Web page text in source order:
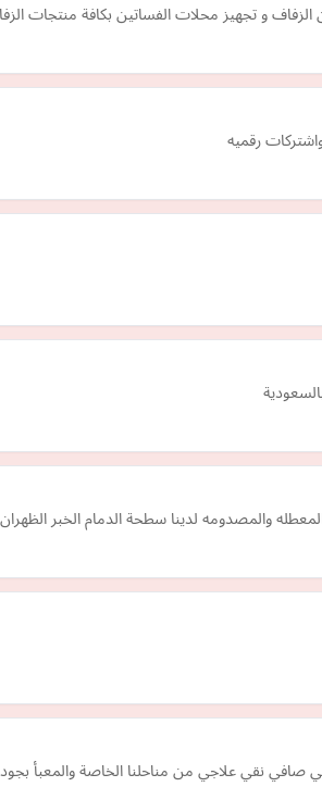
و تجهيز محلات الفساتين بكافة منتجات
رقميه
والمصدومه لدينا سطحة الدمام الخبر
نقي علاجي من مناحلنا الخاصة والمعبأ